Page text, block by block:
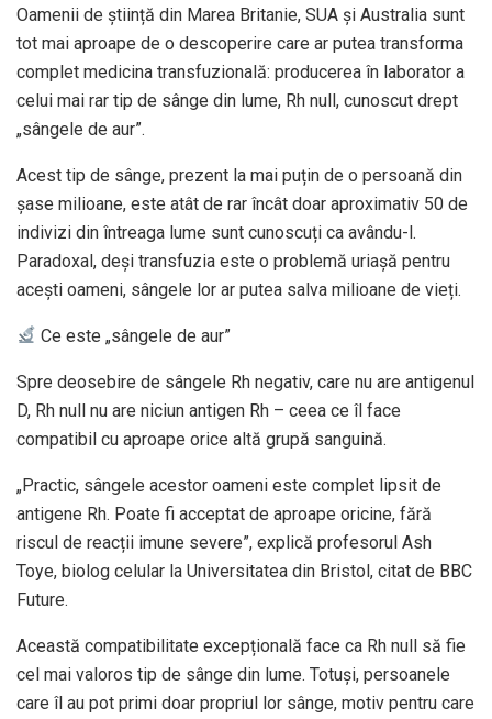
Oamenii de știință din Marea Britanie, SUA și Australia sunt
tot mai aproape de o descoperire care ar putea transforma
complet medicina transfuzională: producerea în laborator a
celui mai rar tip de sânge din lume, Rh null, cunoscut drept
„sângele de aur”.
Acest tip de sânge, prezent la mai puțin de o persoană din
șase milioane, este atât de rar încât doar aproximativ 50 de
indivizi din întreaga lume sunt cunoscuți ca avându-l.
Paradoxal, deși transfuzia este o problemă uriașă pentru
acești oameni, sângele lor ar putea salva milioane de vieți.
Ce este „sângele de aur”
Spre deosebire de sângele Rh negativ, care nu are antigenul
D, Rh null nu are niciun antigen Rh – ceea ce îl face
compatibil cu aproape orice altă grupă sanguină.
„Practic, sângele acestor oameni este complet lipsit de
antigene Rh. Poate fi acceptat de aproape oricine, fără
riscul de reacții imune severe”, explică profesorul Ash
Toye, biolog celular la Universitatea din Bristol, citat de BBC
Future.
Această compatibilitate excepțională face ca Rh null să fie
cel mai valoros tip de sânge din lume. Totuși, persoanele
care îl au pot primi doar propriul lor sânge, motiv pentru care